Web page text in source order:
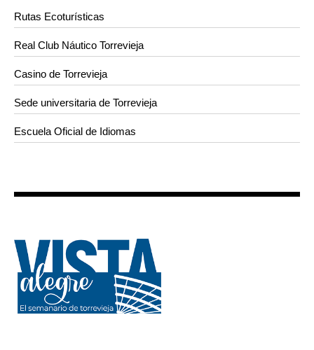
Rutas Ecoturísticas
Real Club Náutico Torrevieja
Casino de Torrevieja
Sede universitaria de Torrevieja
Escuela Oficial de Idiomas